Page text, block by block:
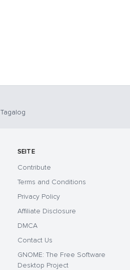
Tagalog
SEITE
Contribute
Terms and Conditions
Privacy Policy
Affiliate Disclosure
DMCA
Contact Us
GNOME: The Free Software
Desktop Project